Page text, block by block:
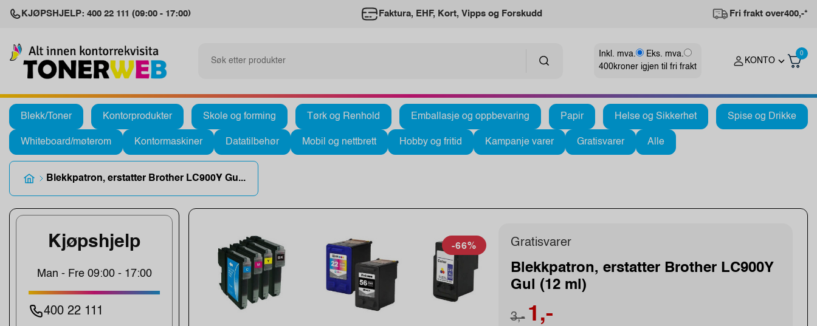
KJØPSHJELP: 400 22 111 (09:00 - 17:00) Faktura, EHF, Kort, Vipps og Forskudd Fri frakt over400,-*
Inkl. mva.
Eks. mva.
400kroner igjen til fri frakt
KONTO
0
Blekk/Toner Kontorprodukter Skole og forming Tørk og Renhold Emballasje og oppbevaring Papir Helse og Sikkerhet Spise og Drikke
Whiteboard/møterom Kontormaskiner Datatilbehør Mobil og nettbrett Hobby og fritid Kampanje varer Gratisvarer Alle
Blekkpatron, erstatter Brother LC900Y Gu...
Kjøpshjelp
Man - Fre 09:00 - 17:00
400 22 111
-66% Gratisvarer
Blekkpatron, erstatter Brother LC900Y
Gul (12 ml)
3,- 1,-